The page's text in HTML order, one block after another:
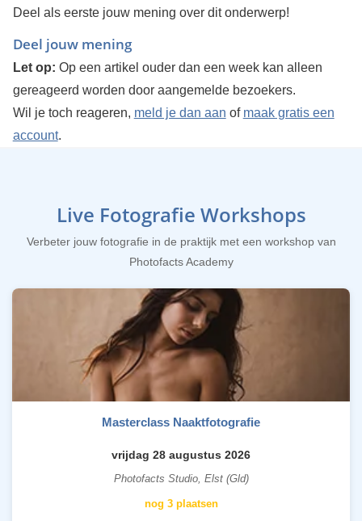
Deel als eerste jouw mening over dit onderwerp!
Deel jouw mening
Let op: Op een artikel ouder dan een week kan alleen
gereageerd worden door aangemelde bezoekers.
Wil je toch reageren, meld je dan aan of maak gratis een
account.
Live Fotografie Workshops
Verbeter jouw fotografie in de praktijk met een workshop van
Photofacts Academy
Masterclass Naaktfotografie
vrijdag 28 augustus 2026
Photofacts Studio, Elst (Gld)
nog 3 plaatsen